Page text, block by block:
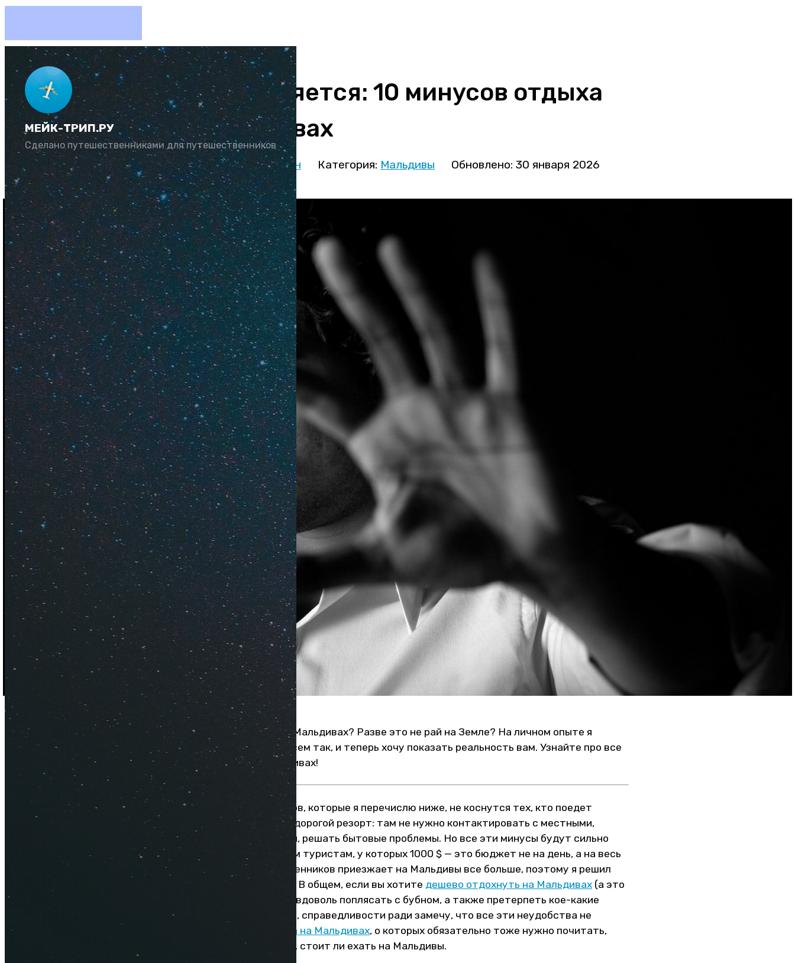
МЕЙК-ТРИП.РУ
Сделано путешественниками для путешественников
Рай отменяется: 10 минусов отдыха
на Мальдивах
Автор:Алексей Синицын Категория: Мальдивы Обновлено: 30 января 2026
Что плохого в сказочных Мальдивах? Разве это не рай на Земле? На личном опыте я
убедился, что это не совсем так, и теперь хочу показать реальность вам. Узнайте про все
минусы отдыха на Мальдивах!
Большинство недостатков, которые я перечислю ниже, не коснутся тех, кто поедет
отдыхать на Мальдивы в дорогой резорт: там не нужно контактировать с местными,
заниматься поисками еды, решать бытовые проблемы. Но все эти минусы будут сильно
портить отдых экономным туристам, у которых 1000 $ — это бюджет не на день, а на весь
отпуск. Таких путешественников приезжает на Мальдивы все больше, поэтому я решил
предостеречь собратьев. В общем, если вы хотите дешево отдохнуть на Мальдивах (а это
реально!), приготовьтесь вдоволь поплясать с бубном, а также претерпеть кое-какие
тяготы и лишения. Однако, справедливости ради замечу, что все эти неудобства не
плюсов отдыха на Мальдивах, о которых обязательно тоже нужно почитать,
чтобы взвешенно решить, стоит ли ехать на Мальдивы.